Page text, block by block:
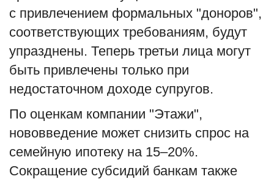
с привлечением формальных "доноров",
соответствующих требованиям, будут
упразднены. Теперь третьи лица могут
быть привлечены только при
недостаточном доходе супругов.
По оценкам компании "Этажи",
нововведение может снизить спрос на
семейную ипотеку на 15–20%.
Сокращение субсидий банкам также